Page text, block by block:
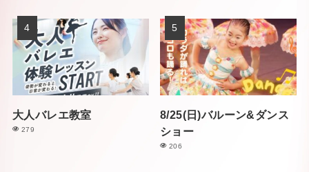
大人バレエ教室
279
8/25(日)バルーン&ダンス
ショー
206